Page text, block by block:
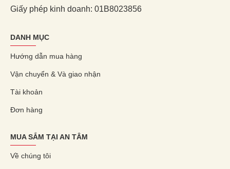
Giấy phép kinh doanh: 01B8023856
DANH MỤC
Hướng dẫn mua hàng
Vận chuyển & Và giao nhận
Tài khoản
Đơn hàng
MUA SẮM TẠI AN TÂM
Về chúng tôi